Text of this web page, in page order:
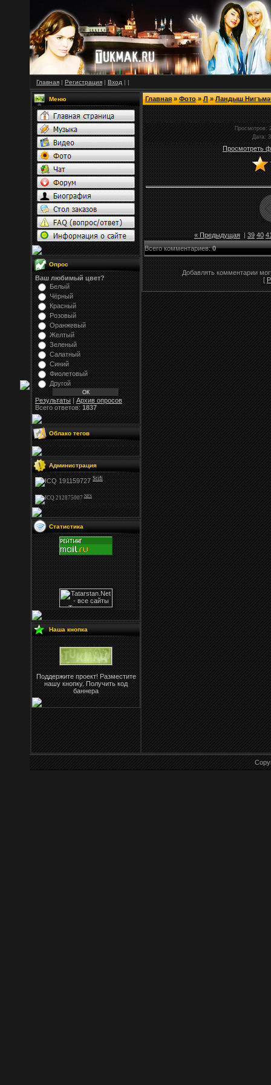
Главная | Регистрация | Вход | |
Меню
Опрос
Ваш любимый цвет?
Белый
Чёрный
Красный
Розовый
Оранжевый
Желтый
Зеленый
Салатный
Синий
Фиолетовый
Другой
Результаты|Архив опросов
Всего ответов:1837
Облако тегов
Администрация
Stifi
NFS
Статистика
Наша кнопка
Поддержите проект! Разместите
нашу кнопку. Получить код
баннера
Главная»Фото»Л »Ландыш
Просмотров:
Дата:
Просмотреть
« Предыдущая|39 40
Всего комментариев:0
Добавлять комментарии
[